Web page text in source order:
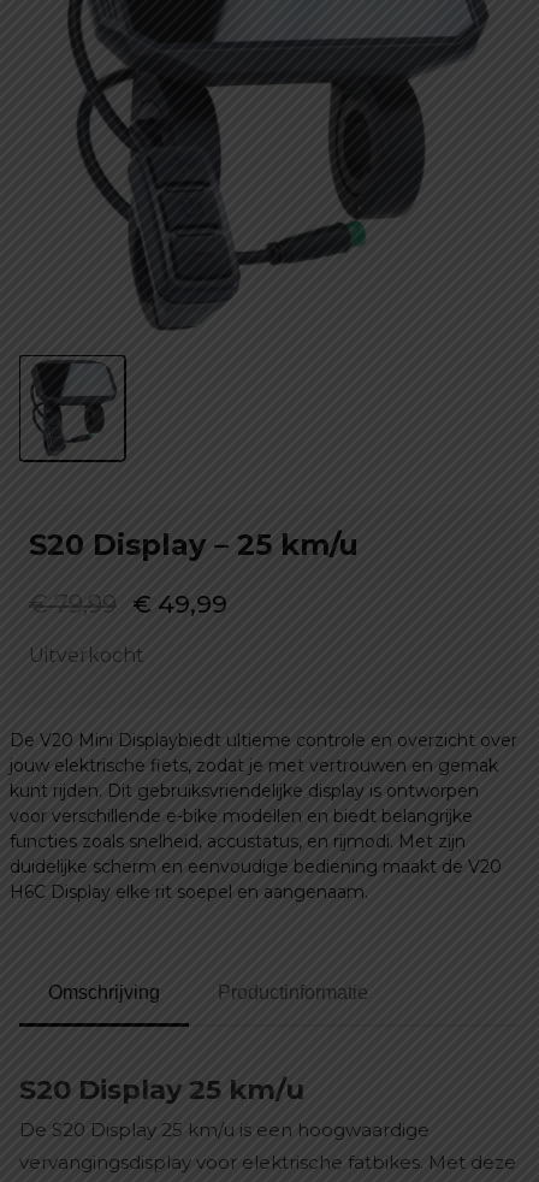
S20 Display – 25 km/u
€79,99 Oorspronkelijke
€ 49,99
Uitverkocht
De V20 Mini Displaybiedt ultieme controle en overzicht over
jouw elektrische fiets, zodat je met vertrouwen en gemak
kunt rijden. Dit gebruiksvriendelijke display is ontworpen
voor verschillende e-bike modellen en biedt belangrijke
functies zoals snelheid, accustatus, en rijmodi. Met zijn
duidelijke scherm en eenvoudige bediening maakt de V20
H6C Display elke rit soepel en aangenaam.
Omschrijving Productinformatie
S20 Display 25 km/u
De S20 Display 25 km/u is een hoogwaardige
vervangingsdisplay voor elektrische fatbikes. Met deze